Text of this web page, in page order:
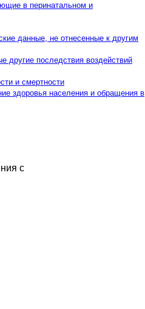
в перинатальном и
данные, не отнесенные к другим
другие последствия воздействий
и смертности
здоровья населения и обращения в
с